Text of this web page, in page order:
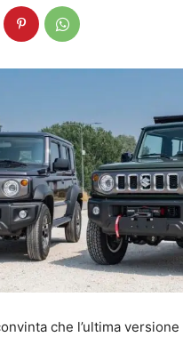
che l’ultima